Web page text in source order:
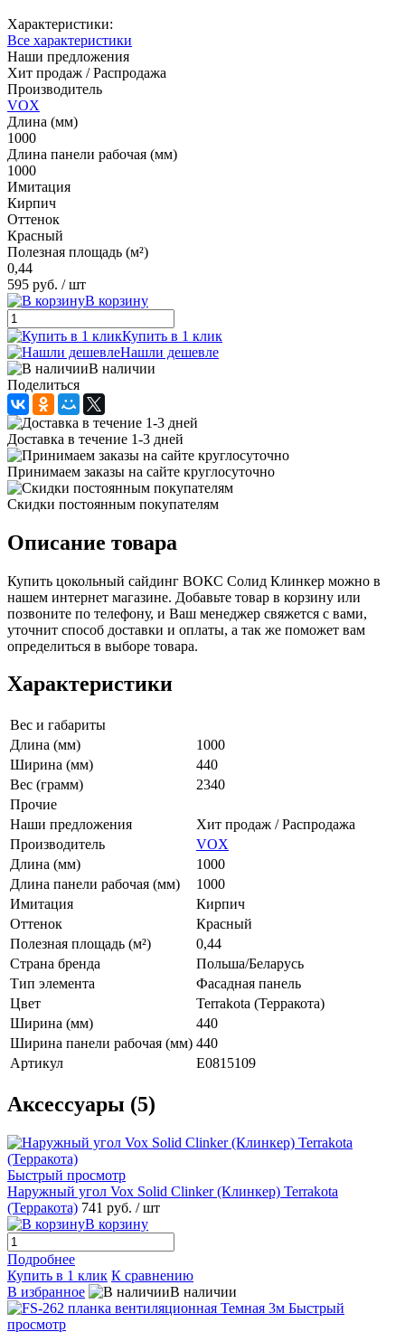
Характеристики:
Все характеристики
Наши предложения
Хит продаж / Распродажа
Производитель
VOX
Длина (мм)
1000
Длина панели рабочая (мм)
1000
Имитация
Кирпич
Оттенок
Красный
Полезная площадь (м²)
0,44
595 руб. / шт
В корзину
Купить в 1 клик
Нашли дешевле
В наличии
Поделиться
Доставка в течение 1-3 дней
Принимаем заказы на сайте круглосуточно
Скидки постоянным покупателям
Описание товара
Купить цокольный сайдинг ВОКС Солид Клинкер можно в
нашем интернет магазине. Добавьте товар в корзину или
позвоните по телефону, и Ваш менеджер свяжется с вами,
уточнит способ доставки и оплаты, а так же поможет вам
определиться в выборе товара.
Характеристики
Вес и габариты
Длина (мм)
1000
Ширина (мм)
440
Вес (грамм)
2340
Прочие
Наши предложения
Хит продаж / Распродажа
Производитель
VOX
Длина (мм)
1000
Длина панели рабочая (мм)
1000
Имитация
Кирпич
Оттенок
Красный
Полезная площадь (м²)
0,44
Страна бренда
Польша/Беларусь
Тип элемента
Фасадная панель
Цвет
Terrakota (Терракота)
Ширина (мм)
440
Ширина панели рабочая (мм) 440
Артикул
E0815109
Аксессуары (5)
Быстрый просмотр
Наружный угол Vox Solid Clinker (Клинкер) Terrakota
(Терракота) 741 руб. / шт
В корзину
Подробнее
Купить в 1 клик К сравнению
В избранное
В наличии
Быстрый
просмотр